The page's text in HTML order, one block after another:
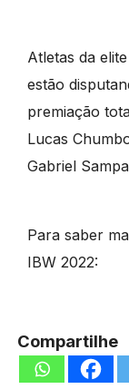
Atletas da
estão
premiação
Lucas
Gabriel
Para saber
IBW 2022:
Compartilhe